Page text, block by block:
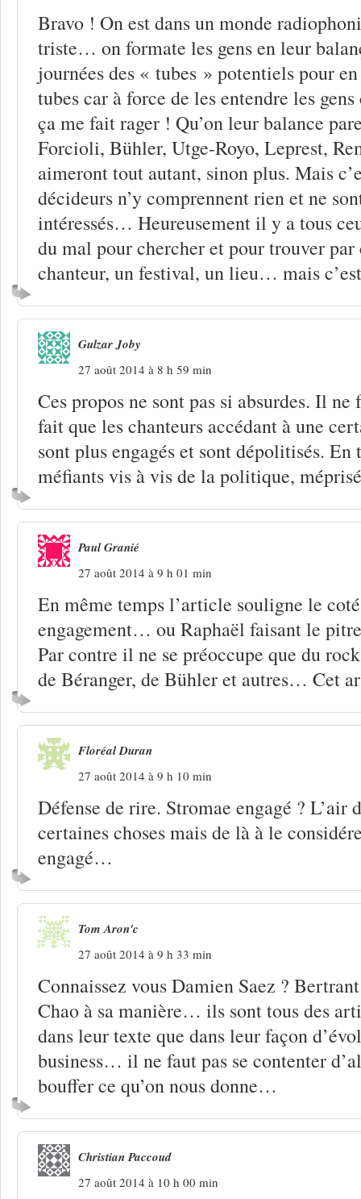
Bravo ! On est dans un monde
triste… on formate les gens en leur
journées des « tubes » potentiels pour
tubes car à force de les entendre les
ça me fait rager ! Qu’on leur balance
Forcioli, Bühler, Utge-Royo, Leprest,
aimeront tout autant, sinon plus. Mais
décideurs n’y comprennent rien et ne
intéressés… Heureusement il y a tous
du mal pour chercher et pour trouver
chanteur, un festival, un lieu… mais
Gulzar Joby
27 août 2014 à 8 h 59 min
Ces propos ne sont pas si absurdes. Il
fait que les chanteurs accédant à une
sont plus engagés et sont dépolitisés. En
méfiants vis à vis de la politique,
Paul Granié
27 août 2014 à 9 h 01 min
En même temps l’article souligne le
engagement… ou Raphaël faisant le
Par contre il ne se préoccupe que du
de Béranger, de Bühler et autres… Cet
Floréal Duran
27 août 2014 à 9 h 10 min
Défense de rire. Stromae engagé ? L’air
certaines choses mais de là à le
engagé…
Tom Aron'c
27 août 2014 à 9 h 33 min
Connaissez vous Damien Saez ?
Chao à sa manière… ils sont tous des
dans leur texte que dans leur façon
business… il ne faut pas se contenter
bouffer ce qu’on nous donne…
Christian Paccoud
27 août 2014 à 10 h 00 min